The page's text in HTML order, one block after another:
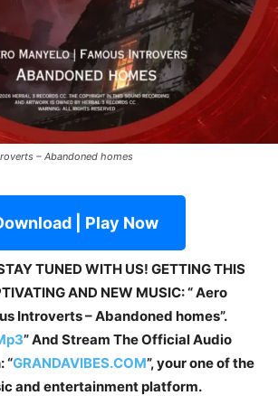
– Abandoned homes
| Play Now
TUNED WITH US! GETTING THIS
AND NEW MUSIC: “ Aero
Introverts – Abandoned homes”.
”And Stream The Official Audio
“GRANDAVIBES.COM”, your one of the
and entertainment platform.